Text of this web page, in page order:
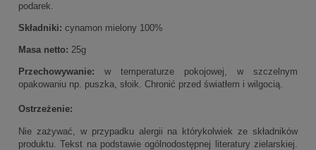
podarek.
Składniki: cynamon mielony 100%
Masa netto: 25g
Przechowywanie: w temperaturze pokojowej, w szczelnym
opakowaniu np. puszka, słoik. Chronić przed światłem i wilgocią.
Ostrzeżenie:
Nie zażywać, w przypadku alergii na którykolwiek ze składników
produktu. Tekst na podstawie ogólnodostępnej literatury zielarskiej.